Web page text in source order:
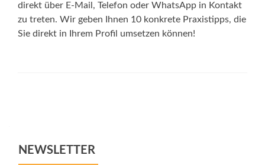
direkt über E-Mail, Telefon oder WhatsApp in Kontakt
zu treten. Wir geben Ihnen 10 konkrete Praxistipps, die
Sie direkt in Ihrem Profil umsetzen können!
NEWSLETTER